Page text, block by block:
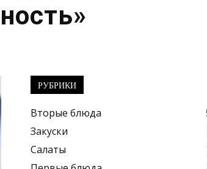
РУБРИКИ
Вторые блюда
Закуски
Салаты